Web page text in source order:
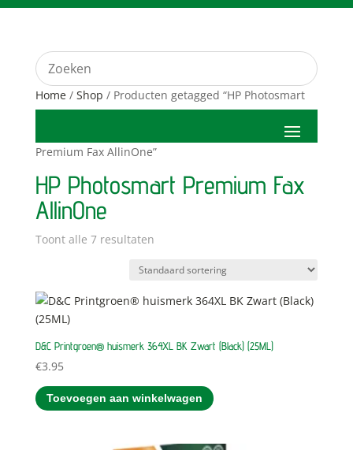
Home/ Shop / Producten getagged “HP Photosmart
Premium Fax AllinOne”
HP Photosmart Premium Fax
AllinOne
Toont alle 7 resultaten
D&C Printgroen® huismerk 364XL BK Zwart (Black) (25ML)
€3.95
Toevoegen aan winkelwagen